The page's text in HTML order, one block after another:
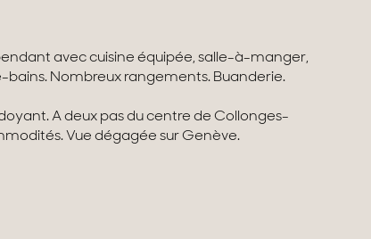
avec cuisine équipée, salle-à-manger,
bains. Nombreux rangements. Buanderie.
A deux pas du centre de Collonges-
Vue dégagée sur Genève.